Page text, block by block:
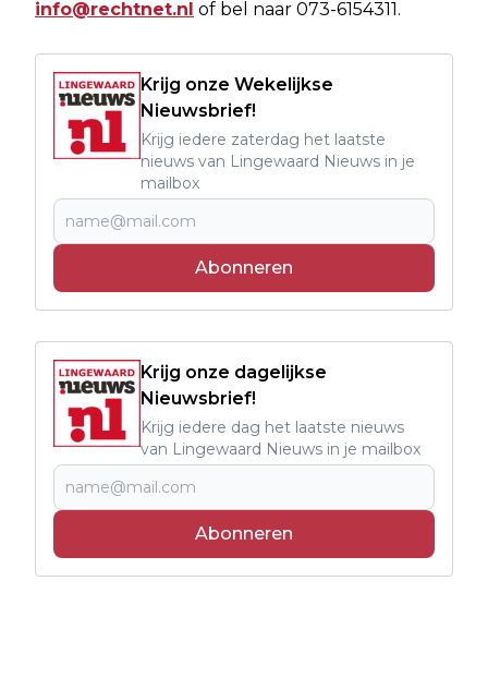
info@rechtnet.nl of bel naar 073-6154311.
Krijg onze Wekelijkse
Nieuwsbrief!
Krijg iedere zaterdag het laatste
nieuws van Lingewaard Nieuws in je
mailbox
Abonneren
Krijg onze dagelijkse
Nieuwsbrief!
Krijg iedere dag het laatste nieuws
van Lingewaard Nieuws in je mailbox
Abonneren